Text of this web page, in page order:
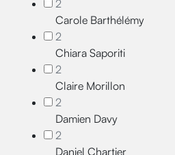
2
Carole Barthélémy
2
Chiara Saporiti
2
Claire Morillon
2
Damien Davy
2
Daniel Chartier